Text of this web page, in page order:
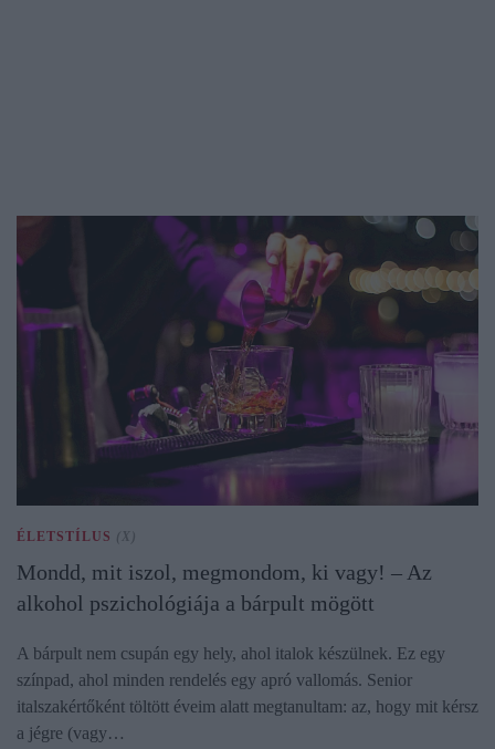
ÉLETSTÍLUS (X)
Mondd, mit iszol, megmondom, ki vagy! – Az
alkohol pszichológiája a bárpult mögött
A bárpult nem csupán egy hely, ahol italok készülnek. Ez egy
színpad, ahol minden rendelés egy apró vallomás. Senior
italszakértőként töltött éveim alatt megtanultam: az, hogy mit kérsz
a jégre (vagy…